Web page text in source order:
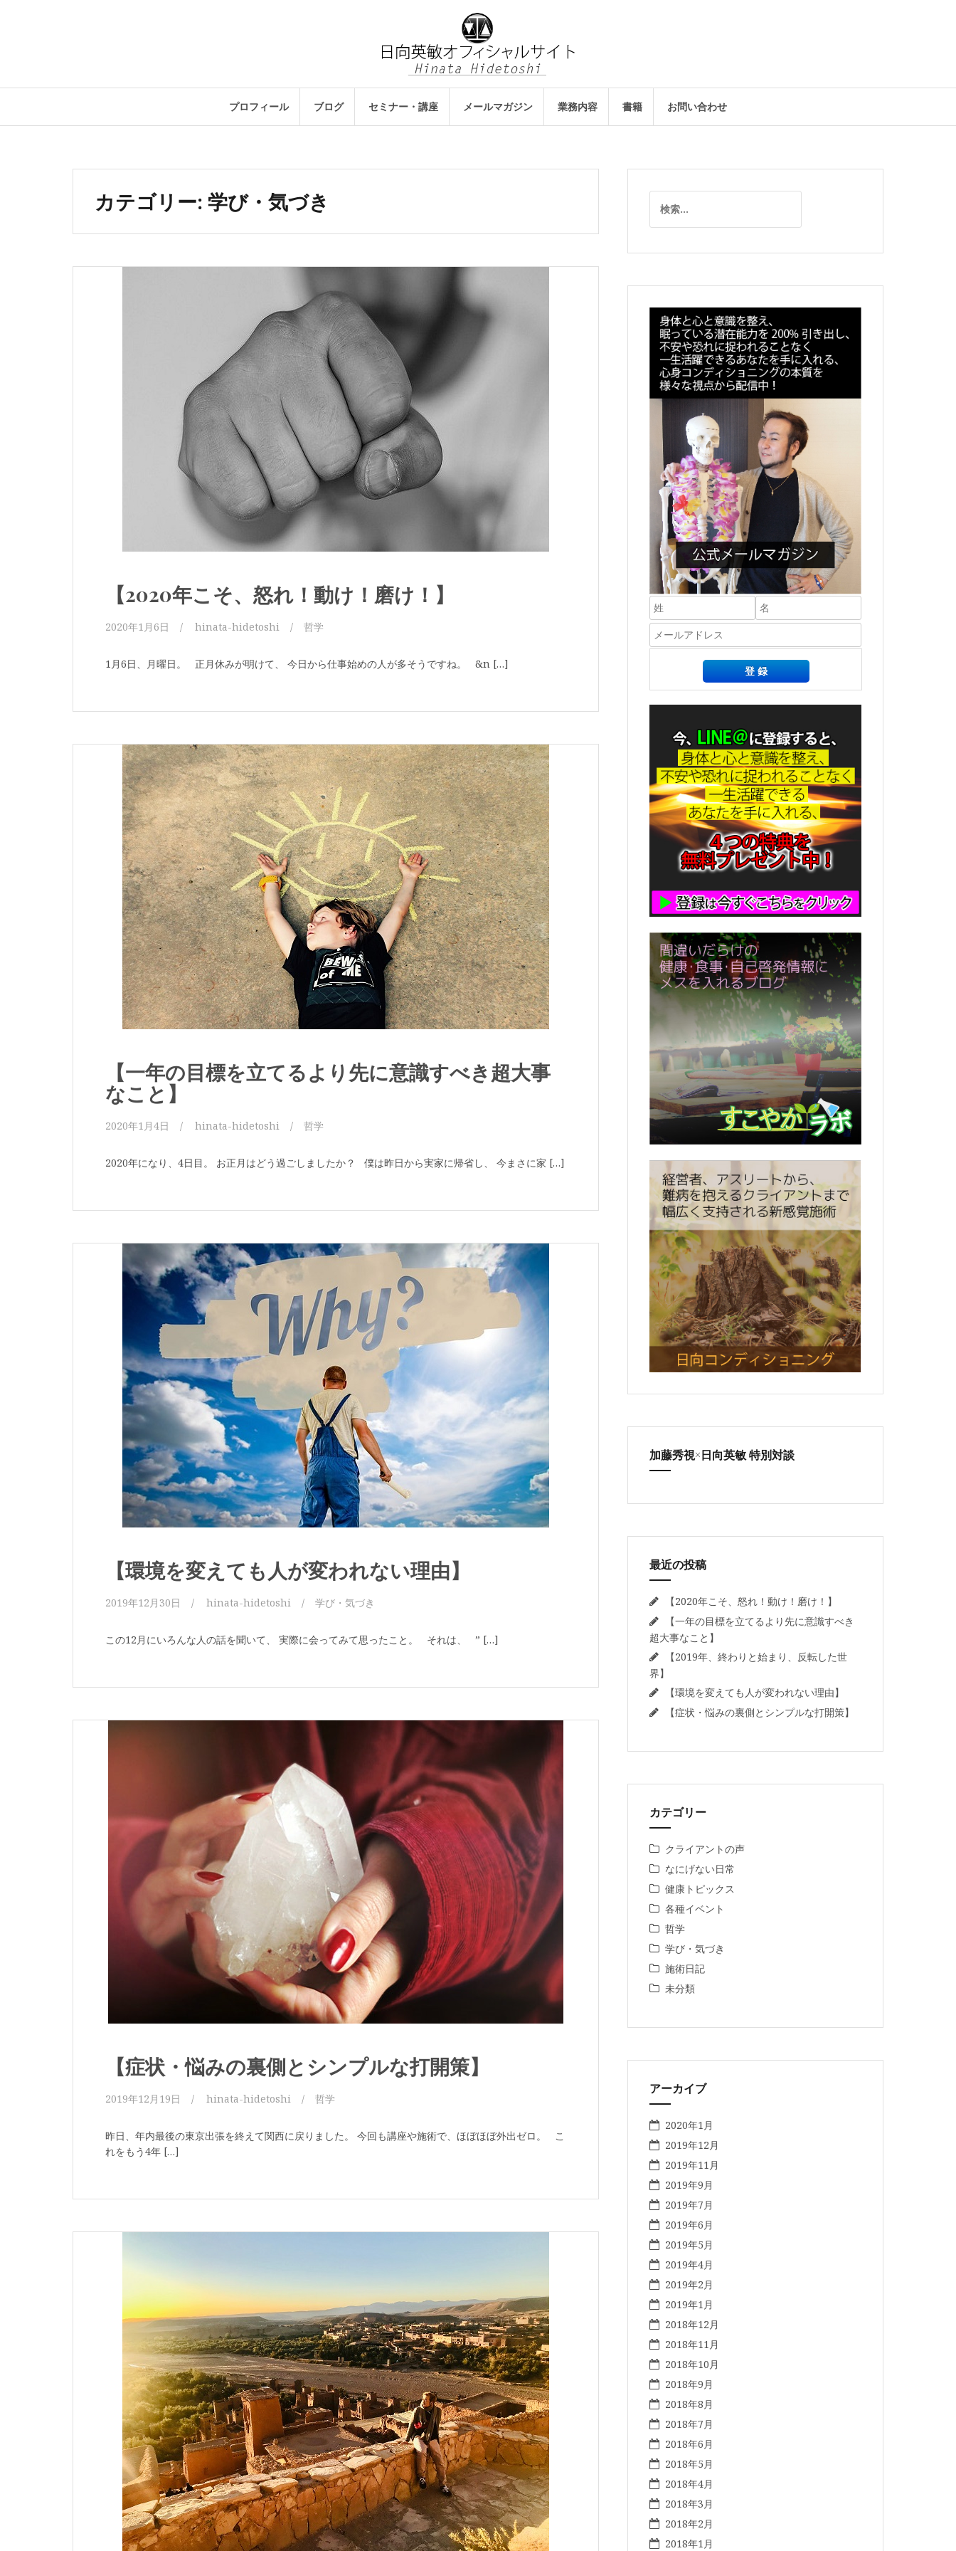
へ
プロフィール ブログ セミナー・講座 メールマガジン 業務内容 書籍 お問い合わせ
カテゴリー: 学び・気づき
【2020年こそ、怒れ！動け！磨け！】
2020年1月6日 hinata-hidetoshi 哲学
1月6日、月曜日。 正月休みが明けて、 今日から仕事始めの人が多そうですね。 &n […]
【一年の目標を立てるより先に意識すべき超大事
なこと】
2020年1月4日 hinata-hidetoshi 哲学
2020年になり、4日目。 お正月はどう過ごしましたか？ 僕は昨日から実家に帰省し、 今まさに家 […]
【環境を変えても人が変われない理由】
2019年12月30日 hinata-hidetoshi 学び・気づき
この12月にいろんな人の話を聞いて、 実際に会ってみて思ったこと。 それは、 ” […]
【症状・悩みの裏側とシンプルな打開策】
2019年12月19日 hinata-hidetoshi 哲学
昨日、年内最後の東京出張を終えて関西に戻りました。 今回も講座や施術で、ほぼほぼ外出ゼロ。 こ
れをもう4年 […]
索:
加藤秀視×日向英敏 特別対談
最近の投稿
【2020年こそ、怒れ！動け！磨け！】
【一年の目標を立てるより先に意識すべき
超大事なこと】
【2019年、終わりと始まり、反転した世
界】
【環境を変えても人が変われない理由】
【症状・悩みの裏側とシンプルな打開策】
カテゴリー
クライアントの声
なにげない日常
健康トピックス
各種イベント
哲学
学び・気づき
施術日記
未分類
アーカイブ
2020年1月
2019年12月
2019年11月
2019年9月
2019年7月
2019年6月
2019年5月
2019年4月
2019年2月
2019年1月
2018年12月
2018年11月
2018年10月
2018年9月
2018年8月
2018年7月
2018年6月
2018年5月
2018年4月
2018年3月
2018年2月
2018年1月